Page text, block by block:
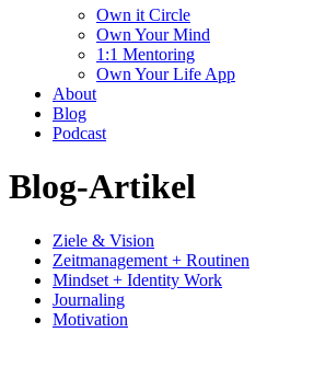
Own it Circle
Own Your Mind
1:1 Mentoring
Own Your Life App
About
Blog
Podcast
Blog-Artikel
Ziele & Vision
Zeitmanagement + Routinen
Mindset + Identity Work
Journaling
Motivation